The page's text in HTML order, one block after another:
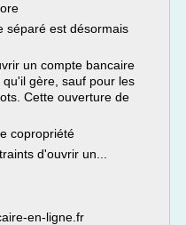
séparé est désormais
un compte bancaire
gère, sauf pour les
Cette ouverture de
copropriété
d'ouvrir un...
en-ligne.fr